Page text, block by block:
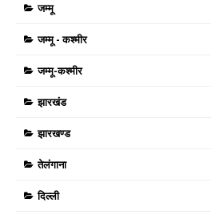
जम्मू
जम्मू - कश्मीर
जम्मू-कश्मीर
झारखंड
झारखण्ड
तेलंगाना
दिल्ली